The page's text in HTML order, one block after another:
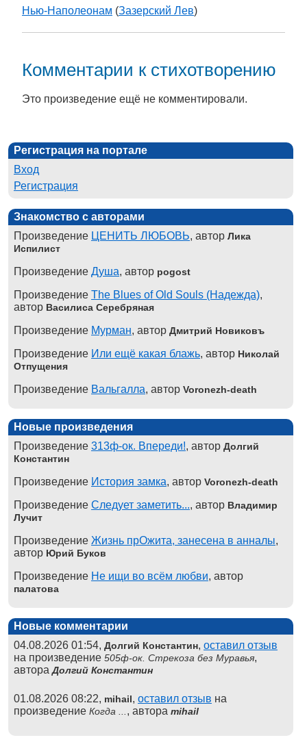
Нью-Наполеонам (Зазерский Лев)
Комментарии к стихотворению
Это произведение ещё не комментировали.
Регистрация на портале
Вход
Регистрация
Знакомство с авторами
Произведение ЦЕНИТЬ ЛЮБОВЬ, автор Лика
Испилист
Произведение Душа, автор pogost
Произведение The Blues of Old Souls (Надежда),
автор Василиса Серебряная
Произведение Мурман, автор Дмитрий Новиковъ
Произведение Или ещё какая блажь, автор Николай
Отпущения
Произведение Вальгалла, автор Voronezh-death
Новые произведения
Произведение 313ф-ок. Впереди!, автор Долгий
Константин
Произведение История замка, автор Voronezh-death
Произведение Следует заметить..., автор Владимир
Лучит
Произведение Жизнь прОжита, занесена в анналы,
автор Юрий Буков
Произведение Не ищи во всём любви, автор
палатова
Новые комментарии
04.08.2026 01:54, Долгий Константин, оставил отзыв
на произведение 505ф-ок. Стрекоза без Муравья,
автораДолгий Константин
01.08.2026 08:22, mihail, оставил отзыв на
произведение Когда ... , автора mihail